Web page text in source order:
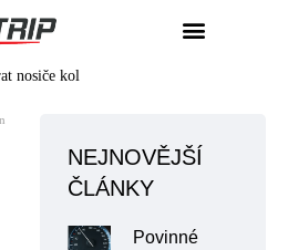
nosiče kol
NEJNOVĚJŠÍ
ČLÁNKY
Povinné